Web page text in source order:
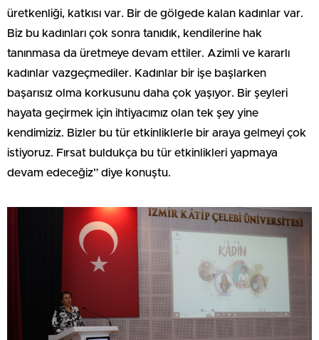
üretkenliği, katkısı var. Bir de gölgede kalan kadınlar var.
Biz bu kadınları çok sonra tanıdık, kendilerine hak
tanınmasa da üretmeye devam ettiler. Azimli ve kararlı
kadınlar vazgeçmediler. Kadınlar bir işe başlarken
başarısız olma korkusunu daha çok yaşıyor. Bir şeyleri
hayata geçirmek için ihtiyacımız olan tek şey yine
kendimiziz. Bizler bu tür etkinliklerle bir araya gelmeyi çok
istiyoruz. Fırsat buldukça bu tür etkinlikleri yapmaya
devam edeceğiz” diye konuştu.